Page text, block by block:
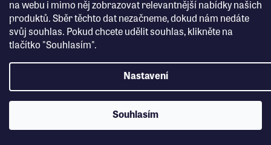
na webu i mimo něj zobrazovat relevantnější nabídky našich
produktů. Sběr těchto dat nezačneme, dokud nám nedáte
svůj souhlas. Pokud chcete udělit souhlas, klikněte na
tlačítko "Souhlasím".
Nastavení
Souhlasím